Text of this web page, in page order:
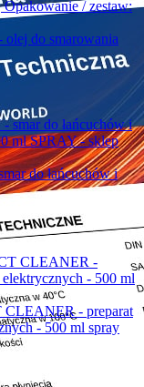
do smarowania
do łańcuchów i
- preparat
- 500 ml spray